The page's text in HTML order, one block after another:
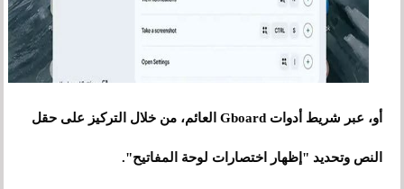
أو، عبر شريط أدوات Gboard العائم، من خلال التركيز على حقل
النص وتحديد "إظهار اختصارات لوحة المفاتيح".